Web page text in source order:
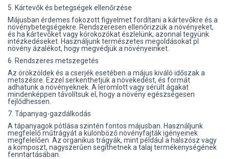
5. Kártevők és betegségek ellenőrzése
Májusban érdemes fokozott figyelmet fordítani a kártevőkre és a
növénybetegségekre. Rendszeresen ellenőrizzük a növényeket,
és ha kártevőket vagy kórokozókat észlelünk, azonnal tegyünk
intézkedéseket. Használjunk természetes megoldásokat pl
növény ázalékot, hogy megvédjük a növényeinket.
6. Rendszeres metszegetés
Az örökzöldek és a cserjék esetében a május kiváló időszak a
metszésre. Ezzel serkenthetjük a növekedést, és formát
adhatunk a növényeknek. A leromlott vagy sérült ágakat
mindenképpen távolítsuk el, hogy a növény egészségesen
fejlődhessen.
7. Tápanyag-gazdálkodás
A tápanyagok pótlása szintén fontos májusban. Használjunk
megfelelő műtrágyát a különböző növényfajták igényeinek
megfelelően. Az organikus trágyák, mint például a halszósz vagy
a komposzt, nagyszerűen segíthetnek a talaj termékenységének
fenntartásában.